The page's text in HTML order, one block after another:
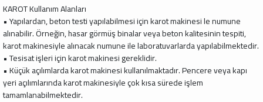
KAROT Kullanım Alanları
• Yapılardan, beton testi yapılabilmesi için karot makinesi le numune
alınabilir. Örneğin, hasar görmüş binalar veya beton kalitesinin tespiti,
karot makinesiyle alınacak numune ile laboratuvarlarda yapılabilmektedir.
• Tesisat işleri için karot makinesi gereklidir.
• Küçük açılımlarda karot makinesi kullanılmaktadır. Pencere veya kapı
yeri açılımlarında karot makinesiyle çok kısa sürede işlem
tamamlanabilmektedir.